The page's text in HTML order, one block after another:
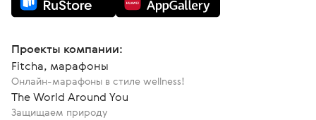
Проекты компании:
Fitcha, марафоны
Онлайн-марафоны в стиле wellness!
The World Around You
Защищаем природу